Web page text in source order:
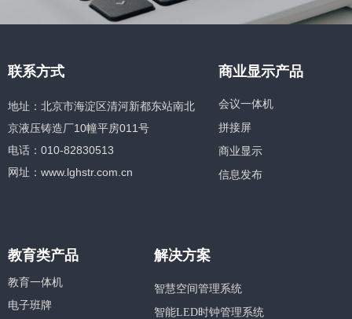
解决方案
智慧空间管理系统
智能LED时钟管理系统
教育一体机
电子班牌
教育类产品
会议一体机
拼接屏
商业显示
信息发布
商业显示产品
联系方式
地址：北京市海淀区清河新都东站南北
京液压铸造厂10幢平房011号
电话：010-82830513
网址：www.lghstr.com.cn